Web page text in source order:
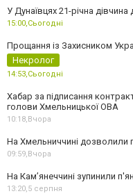
У Дунаївцях 21-річна дівчина
15:00,Сьогодні
Прощання із Захисником
Некролог
14:53,Сьогодні
Хабар за підписання
голови Хмельницької ОВА
10:18, Вчора
На Хмельниччині дозволили
09:59, Вчора
На Камʼянеччині зупинили
13:20,5 серпня